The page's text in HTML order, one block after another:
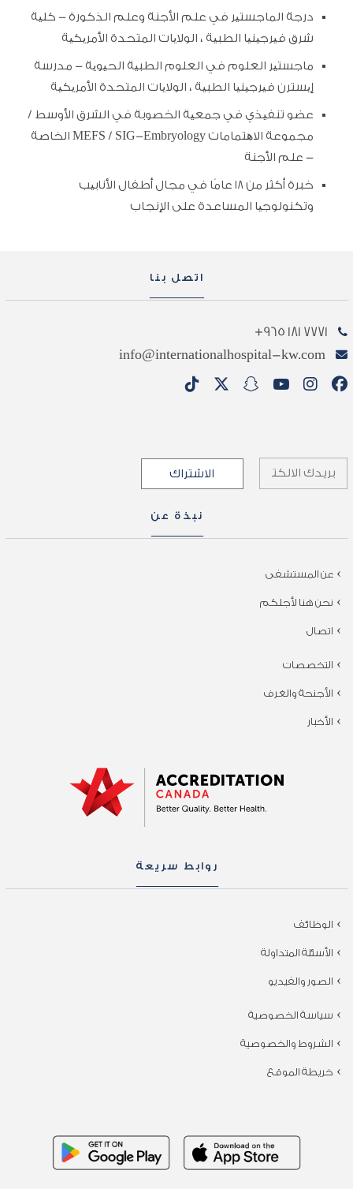
درجة الماجستیر في علم الأجنة وعلم الذكورة - كلیة
شرق فیرجینیا الطبیة ، الولایات المتحدة الأمریكیة
ماجستیر العلوم في العلوم الطبیة الحیویة - مدرسة
إیسترن فیرجینیا الطبیة ، الولایات المتحدة الأمریكیة
عضو تنفیذي في جمعیة الخصوبة في الشرق الأوسط /
مجموعة الاھتمامات MEFS / SIG-Embryology الخاصة
- علم الأجنة
خبرة أكثر من ۱۸ عامًا في مجال أطفال الأنابیب
وتكنولوجیا المساعدة على الإنجاب
اتصل بنا
7771 181 965+
info@internationalhospital-kw.com
نبذة عن
عن المستشفى
نحن هنا لأجلكم
اتصال
التخصصات
الأجنحة والغرف
الأخبار
روابط سريعة
الوظائف
الأسئلة المتداولة
الصور والفيديو
سياسة الخصوصية
الشروط والخصوصية
خريطة الموقع